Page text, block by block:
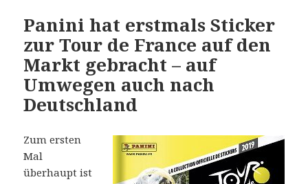
Panini hat erstmals Sticker
zur Tour de France auf den
Markt gebracht – auf
Umwegen auch nach
Deutschland
Zum ersten
Mal
überhaupt ist